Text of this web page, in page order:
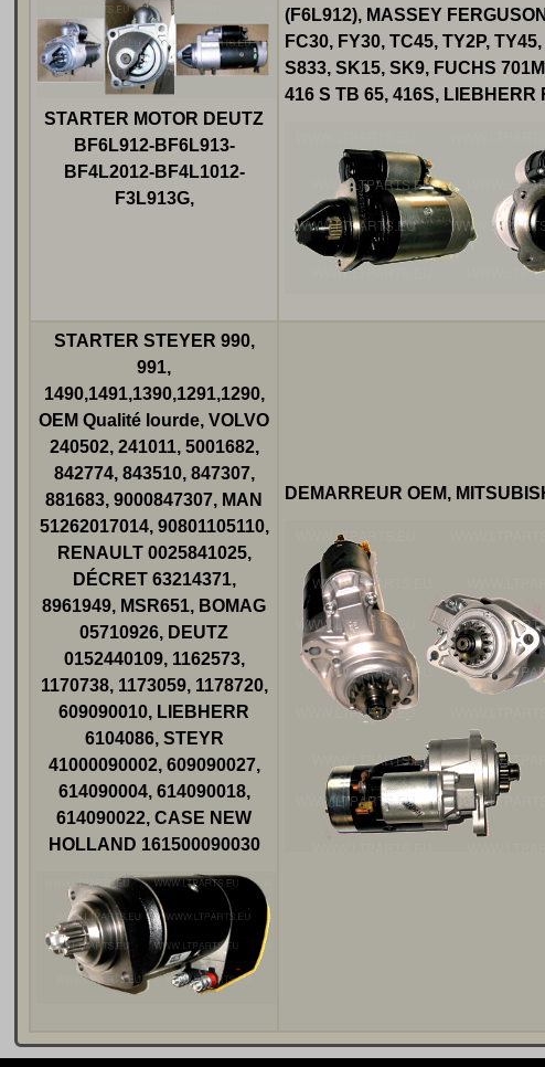
STARTER MOTOR DEUTZ
BF6L912-BF6L913-
BF4L2012-BF4L1012-
F3L913G,
(F6L912), MASSEY
FC30, FY30, TC45, TY2P,
S833, SK15, SK9, FUCHS
416 S TB 65, 416S, LIEBHERR
STARTER STEYER 990,
991,
1490,1491,1390,1291,1290,
OEM Qualité lourde, VOLVO
240502, 241011, 5001682,
842774, 843510, 847307,
881683, 9000847307, MAN
51262017014, 90801105110,
RENAULT 0025841025,
DÉCRET 63214371,
8961949, MSR651, BOMAG
05710926, DEUTZ
0152440109, 1162573,
1170738, 1173059, 1178720,
609090010, LIEBHERR
6104086, STEYR
41000090002, 609090027,
614090004, 614090018,
614090022, CASE NEW
HOLLAND 161500090030
DEMARREUR OEM,